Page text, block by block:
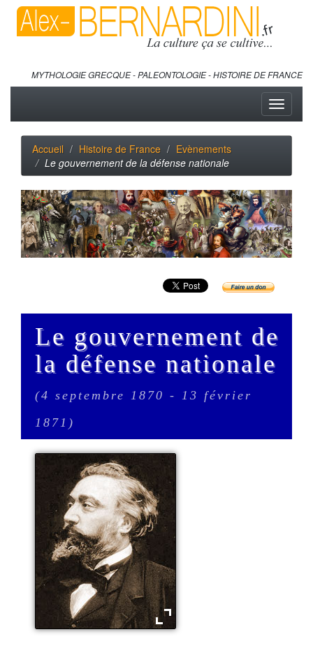
MYTHOLOGIE GRECQUE - PALEONTOLOGIE - HISTOIRE DE FRANCE
Toggle
Accueil Histoire de France
Evènements
Le gouvernement de la défense nationale
Le gouvernement de
la défense nationale
(4 septembre 1870 - 13 février
1871)